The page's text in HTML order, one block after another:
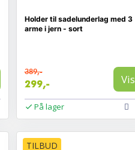
Holder til sadelunderlag med 3
arme i jern - sort
389,-
299,- Vis
På lager
TILBUD